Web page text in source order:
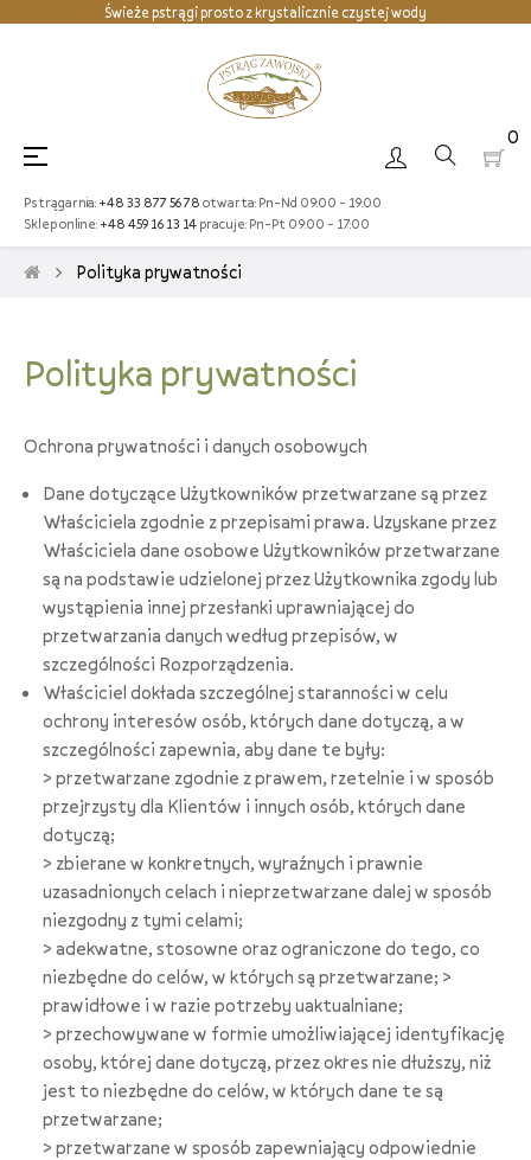
Świeże pstrągi prosto z krystalicznie czystej wody
Zawojski PSTRĄG daje radę pod PRĄD
0
Toggle
☰
Pstrągarnia: +48 33 877 56 78 otwarta: Pn-Nd 09:00 - 19:00
Sklep online: +48 459 16 13 14 pracuje: Pn-Pt 09:00 - 17:00
Polityka prywatności
Polityka prywatności
Ochrona prywatności i danych osobowych
Dane dotyczące Użytkowników przetwarzane są przez
Właściciela zgodnie z przepisami prawa. Uzyskane przez
Właściciela dane osobowe Użytkowników przetwarzane
są na podstawie udzielonej przez Użytkownika zgody lub
wystąpienia innej przesłanki uprawniającej do
przetwarzania danych według przepisów, w
szczególności Rozporządzenia.
Właściciel dokłada szczególnej staranności w celu
ochrony interesów osób, których dane dotyczą, a w
szczególności zapewnia, aby dane te były:
> przetwarzane zgodnie z prawem, rzetelnie i w sposób
przejrzysty dla Klientów i innych osób, których dane
dotyczą;
> zbierane w konkretnych, wyraźnych i prawnie
uzasadnionych celach i nieprzetwarzane dalej w sposób
niezgodny z tymi celami;
> adekwatne, stosowne oraz ograniczone do tego, co
niezbędne do celów, w których są przetwarzane; >
prawidłowe i w razie potrzeby uaktualniane;
> przechowywane w formie umożliwiającej identyfikację
osoby, której dane dotyczą, przez okres nie dłuższy, niż
jest to niezbędne do celów, w których dane te są
przetwarzane;
> przetwarzane w sposób zapewniający odpowiednie